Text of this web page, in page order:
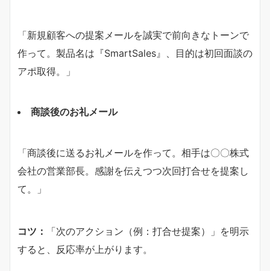
「新規顧客への提案メールを誠実で前向きなトーンで
作って。製品名は『SmartSales』、目的は初回面談の
アポ取得。」
商談後のお礼メール
「商談後に送るお礼メールを作って。相手は〇〇株式
会社の営業部長。感謝を伝えつつ次回打合せを提案し
て。」
コツ：
「次のアクション（例：打合せ提案）」を明示
すると、反応率が上がります。